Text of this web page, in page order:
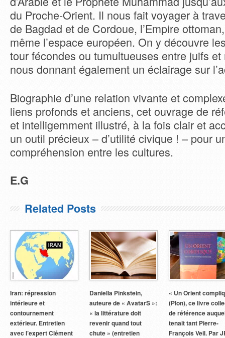
du Proche-Orient. Il nous fait voyager à
de Bagdad et de Cordoue, l’Empire
même l’espace européen. On y découvre
tour fécondes ou tumultueuses entre juifs
nous donnant également un éclairage sur
Biographie d’une relation vivante et
liens profonds et anciens, cet ouvrage de
et intelligemment illustré, à la fois clair et
un outil précieux – d’utilité civique ! – pour
compréhension entre les cultures.
E.G
Related Posts
Iran: répression
intérieure et
contournement
extérieur. Entretien
avec l’expert Clément
Daniella Pinkstein,
auteure de « AvatarS »:
« la littérature doit
revenir quand tout
chute » (entretien
« Un Orient
(Plon), ce livre
de référence
tenait tant Pierre-
François Veil. Par